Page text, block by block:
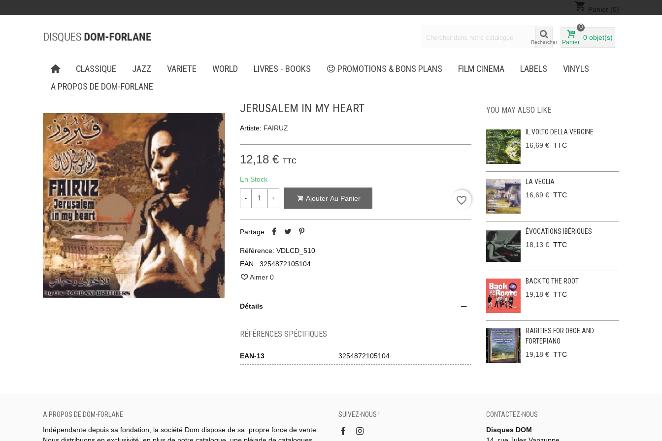
shopping_cart Panier (0)
Rechercher Panier
0
0 objet(s)
CLASSIQUE JAZZ VARIETE WORLD LIVRES - BOOKS PROMOTIONS & BONS PLANS FILM CINEMA LABELS
VINYLS
A PROPOS DE DOM-FORLANE
JERUSALEM IN MY HEART
Artiste: FAIRUZ
12,18 € TTC
En Stock
- + Ajouter Au Panier favorite_border
Partage
Référence: VDLCD_510
EAN : 3254872105104
Aimer 0
Détails
RÉFÉRENCES SPÉCIFIQUES
EAN-13 3254872105104
YOU MAY ALSO LIKE
IL VOLTO DELLA VERGINE
16,69 € TTC
LA VEGLIA
16,69 € TTC
ÉVOCATIONS IBÉRIQUES
18,13 € TTC
BACK TO THE ROOT
19,18 € TTC
RARITIES FOR OBOE AND
FORTEPIANO
19,18 € TTC
A PROPOS DE DOM-FORLANE
Indépendante depuis sa fondation, la société Dom dispose de sa propre force de vente.
SUIVEZ-NOUS !
CONTACTEZ-NOUS
Disques DOM